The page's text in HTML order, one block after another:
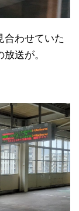
合わせていた
送が。